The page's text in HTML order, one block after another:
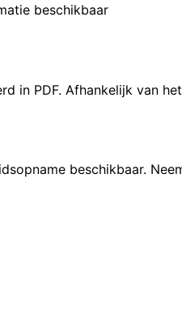
beschikbaar
in PDF. Afhankelijk van
beschikbaar.